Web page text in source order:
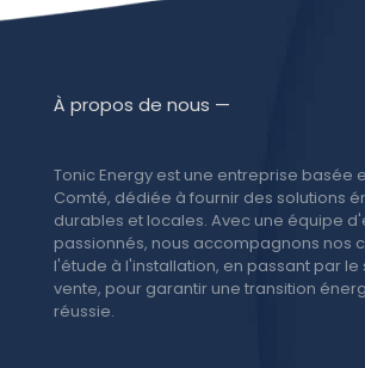
À propos de nous —
Tonic Energy est une entreprise basée
Comté, dédiée à fournir des solutions
durables et locales. Avec une équipe
passionnés, nous accompagnons nos
l'étude à l'installation, en passant par
vente, pour garantir une transition
réussie.